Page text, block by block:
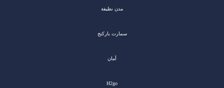
مدن نظيفة
سمارت باركنج
أمان
H2go